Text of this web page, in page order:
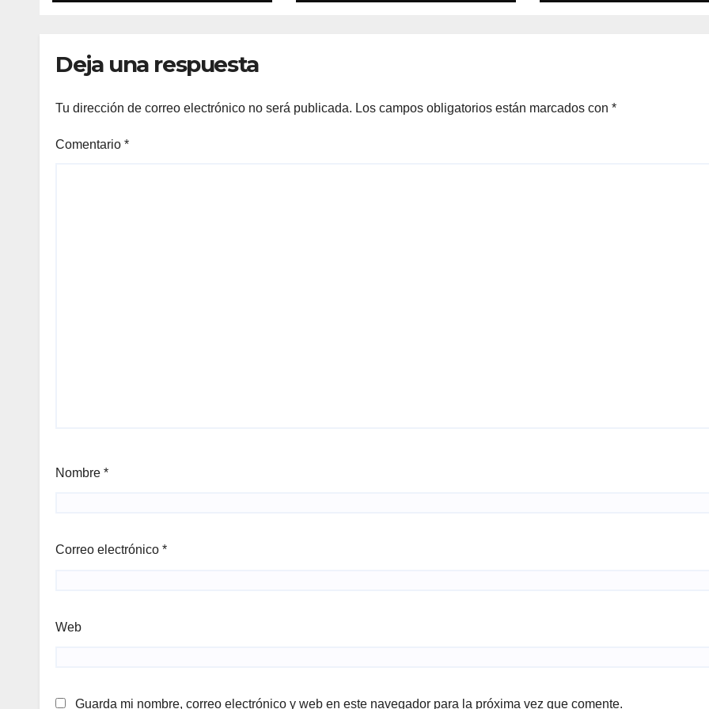
Deja una respuesta
Tu dirección de correo electrónico no será publicada. Los campos obligatorios están marcados con *
Comentario *
Nombre *
Correo electrónico *
Web
Guarda mi nombre, correo electrónico y web en este navegador para la próxima vez que comente.